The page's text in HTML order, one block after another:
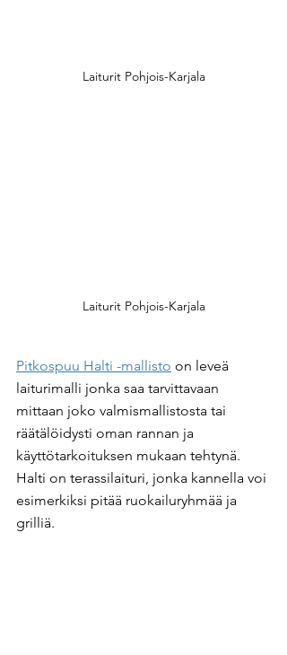
Laiturit Pohjois-Karjala
Laiturit Pohjois-Karjala
Pitkospuu Halti -mallisto on leveä
laiturimalli jonka saa tarvittavaan
mittaan joko valmismallistosta tai
räätälöidysti oman rannan ja
käyttötarkoituksen mukaan tehtynä.
Halti on terassilaituri, jonka kannella voi
esimerkiksi pitää ruokailuryhmää ja
grilliä.